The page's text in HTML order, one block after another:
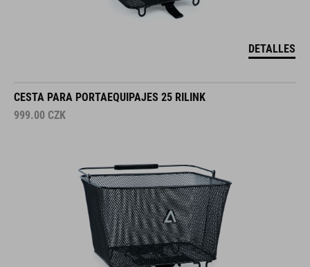
DETALLES
CESTA PARA PORTAEQUIPAJES 25 RILINK
999.00 CZK